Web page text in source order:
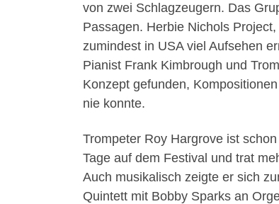
von zwei Schlagzeugern. Das
Passagen. Herbie Nichols
zumindest in USA viel Aufsehen
Pianist Frank Kimbrough und
Konzept gefunden,
nie konnte.
Trompeter Roy Hargrove ist
Tage auf dem Festival und trat
Auch musikalisch zeigte er sich
Quintett mit Bobby Sparks an